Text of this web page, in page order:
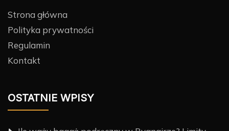
Strona główna
Polityka prywatności
Regulamin
Kontakt
OSTATNIE WPISY